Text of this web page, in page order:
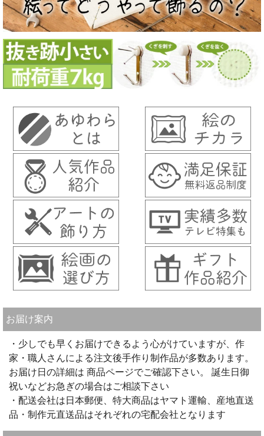
お届け案内
・少しでも早くお届けできるよう心がけていますが、作
家・職人さんによる注文後手作り制作品が多数あります。
お届け日の詳細は 商品ページでご確認下さい。 誕生日御
祝いなどお急ぎの場合はご相談下さい
・配送会社は日本郵便、特大商品はヤマト運輸、産地直送
品・制作元直送品はそれぞれの宅配会社となります